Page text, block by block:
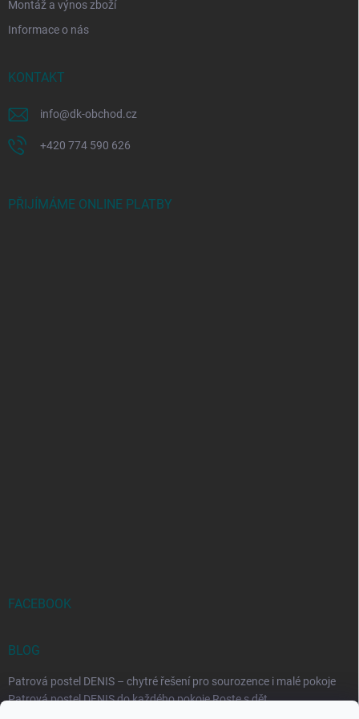
Montáž a výnos zboží
Informace o nás
KONTAKT
info@dk-obchod.cz
+420 774 590 626
PŘIJÍMÁME ONLINE PLATBY
FACEBOOK
BLOG
Patrová postel DENIS – chytré řešení pro sourozence i malé pokoje
Patrová postel DENIS do každého pokoje Roste s dět...